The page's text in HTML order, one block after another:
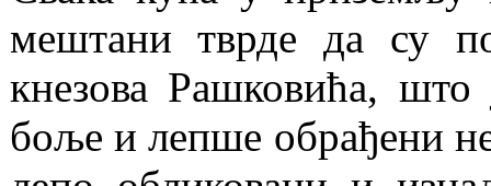
мештани тврде да су
кнезова Рашковића,
боље и лепше обрађени